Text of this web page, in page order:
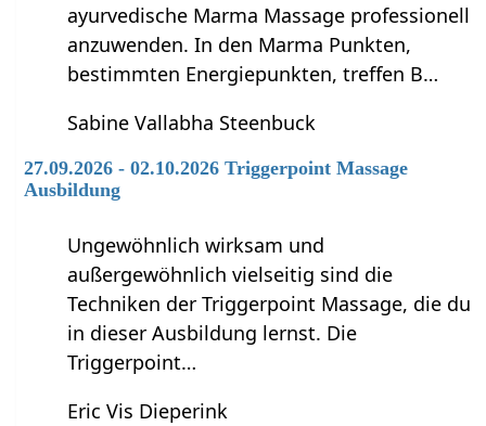
ayurvedische Marma Massage professionell
anzuwenden. In den Marma Punkten,
bestimmten Energiepunkten, treffen B…
Sabine Vallabha Steenbuck
27.09.2026 - 02.10.2026 Triggerpoint Massage
Ausbildung
Ungewöhnlich wirksam und
außergewöhnlich vielseitig sind die
Techniken der Triggerpoint Massage, die du
in dieser Ausbildung lernst. Die
Triggerpoint…
Eric Vis Dieperink